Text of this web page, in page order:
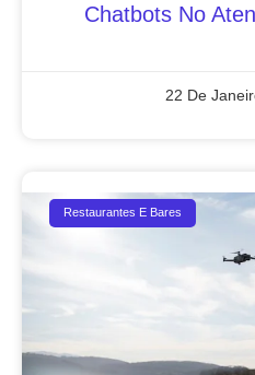
Chatbots No
22 De
Restaurantes E Bares